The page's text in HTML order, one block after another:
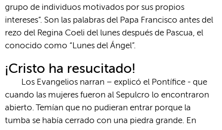
grupo de individuos motivados por sus propios
intereses”. Son las palabras del Papa Francisco antes del
rezo del Regina Coeli del lunes después de Pascua, el
conocido como “Lunes del Ángel”.
¡Cristo ha resucitado!
Los Evangelios narran – explicó el Pontífice - que
cuando las mujeres fueron al Sepulcro lo encontraron
abierto. Temían que no pudieran entrar porque la
tumba se había cerrado con una piedra grande. En